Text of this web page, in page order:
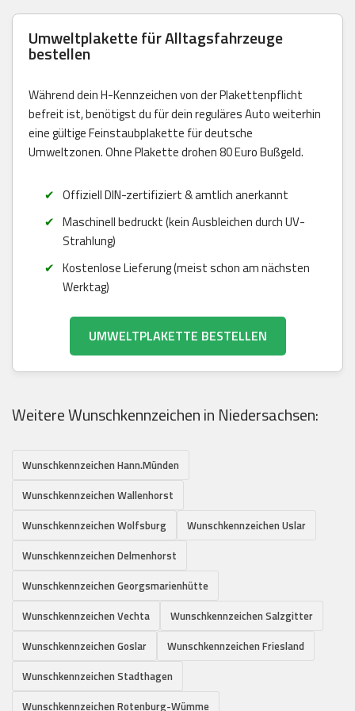
Umweltplakette für Alltagsfahrzeuge
bestellen
Während dein H-Kennzeichen von der Plakettenpflicht
befreit ist, benötigst du für dein reguläres Auto weiterhin
eine gültige Feinstaubplakette für deutsche
Umweltzonen. Ohne Plakette drohen 80 Euro Bußgeld.
Offiziell DIN-zertifiziert & amtlich anerkannt
Maschinell bedruckt (kein Ausbleichen durch UV-
Strahlung)
Kostenlose Lieferung (meist schon am nächsten
Werktag)
UMWELTPLAKETTE BESTELLEN
Weitere Wunschkennzeichen in Niedersachsen:
Wunschkennzeichen Hann.Münden
Wunschkennzeichen Wallenhorst
Wunschkennzeichen Wolfsburg
Wunschkennzeichen Uslar
Wunschkennzeichen Delmenhorst
Wunschkennzeichen Georgsmarienhütte
Wunschkennzeichen Vechta
Wunschkennzeichen Salzgitter
Wunschkennzeichen Goslar
Wunschkennzeichen Friesland
Wunschkennzeichen Stadthagen
Wunschkennzeichen Rotenburg-Wümme